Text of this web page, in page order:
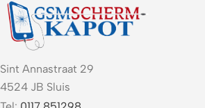
Sint Annastraat 29
4524 JB Sluis